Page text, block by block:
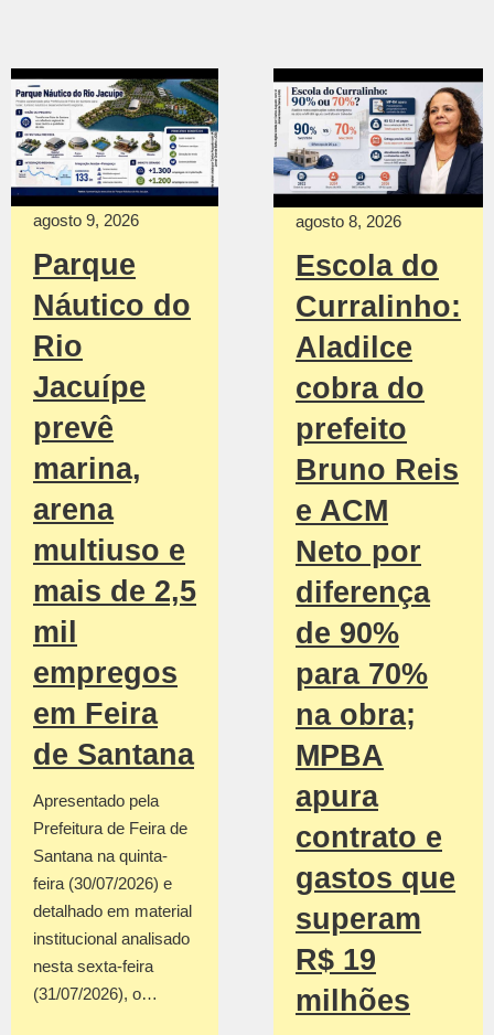
agosto 9, 2026
Parque
Náutico do
Rio
Jacuípe
prevê
marina,
arena
multiuso e
mais de 2,5
mil
empregos
em Feira
de Santana
Apresentado pela
Prefeitura de Feira de
Santana na quinta-
feira (30/07/2026) e
detalhado em material
institucional analisado
nesta sexta-feira
(31/07/2026), o…
agosto 8, 2026
Escola do
Curralinho:
Aladilce
cobra do
prefeito
Bruno Reis
e ACM
Neto por
diferença
de 90%
para 70%
na obra;
MPBA
apura
contrato e
gastos que
superam
R$ 19
milhões